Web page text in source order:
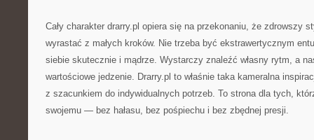
Cały charakter drarry.pl opiera się na przekonaniu, że zdrowszy
wyrastać z małych kroków. Nie trzeba być ekstrawertycznym
siebie skutecznie i mądrze. Wystarczy znaleźć własny rytm, a
wartościowe jedzenie. Drarry.pl to właśnie taka kameralna
z szacunkiem do indywidualnych potrzeb. To strona dla tych,
swojemu — bez hałasu, bez pośpiechu i bez zbędnej presji.